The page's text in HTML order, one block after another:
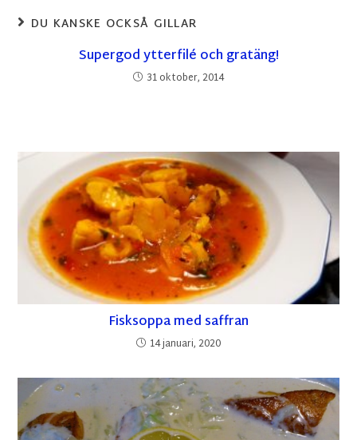
DU KANSKE OCKSÅ GILLAR
Supergod ytterfilé och gratäng!
31 oktober, 2014
Fisksoppa med saffran
14 januari, 2020